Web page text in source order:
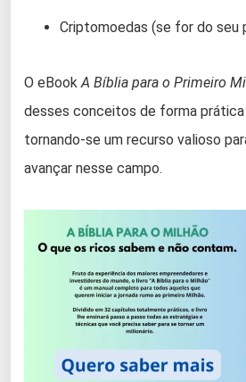
Criptomoedas (se for do seu
O eBookA Bíblia para o Primeiro
desses conceitos de forma
tornando-se um recurso valioso
avançar nesse campo.